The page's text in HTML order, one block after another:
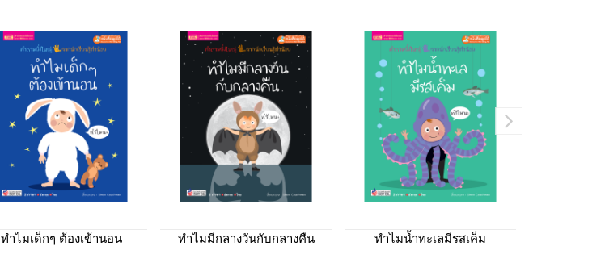
ทำไมเด็กๆ ต้องเข้านอน ทำไมมีกลางวันกับกลางคืน ทำไมน้ำทะเลมีรสเค็ม